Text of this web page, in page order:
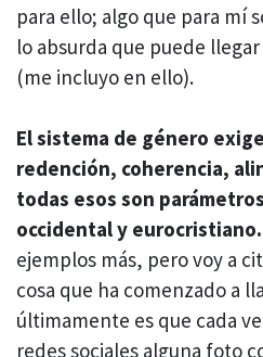
para ello; algo que para mí
lo absurda que puede
(me incluyo en ello).
El sistema de género
redención, coherencia,
todas esos son
occidental y eurocristiano.
ejemplos más, pero voy a
cosa que ha comenzado a
últimamente es que cada
redes sociales alguna foto